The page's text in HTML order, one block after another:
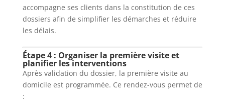
accompagne ses clients dans la constitution de ces
dossiers afin de simplifier les démarches et réduire
les délais.
Étape 4 : Organiser la première visite et
planifier les interventions
Après validation du dossier, la première visite au
domicile est programmée. Ce rendez-vous permet de
: